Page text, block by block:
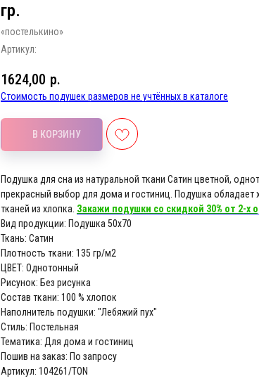
гр.
«постелькино»
Артикул:
1624,00 р.
Стоимость подушек размеров не учтённых в каталоге
В КОРЗИНУ
Подушка для сна из натуральной ткани Сатин цветной,
прекрасный выбор для дома и гостиниц. Подушка
тканей из хлопка. Закажи подушки со скидкой 30% от 2-х
Вид продукции: Подушка 50х70
Ткань: Сатин
Плотность ткани: 135 гр/м2
ЦВЕТ: Однотонный
Рисунок: Без рисунка
Состав ткани: 100 % хлопок
Наполнитель подушки: "Лебяжий пух"
Стиль: Постельная
Тематика: Для дома и гостиниц
Пошив на заказ: По запросу
Артикул: 104261/TON